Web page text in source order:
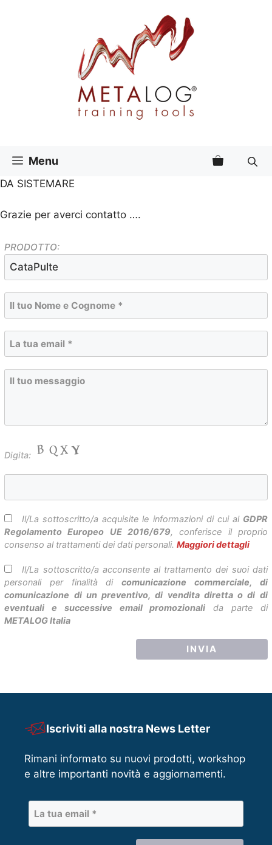
Menu
DA SISTEMARE
Grazie per averci contatto ….
PRODOTTO:
Digita:
Il/La sottoscritto/a acquisite le informazioni di cui al GDPR
Regolamento Europeo UE 2016/679, conferisce il proprio
consenso al trattamenti dei dati personali.Maggiori dettagli
Il/La sottoscritto/a acconsente al trattamento dei suoi dati
personali per finalità dicomunicazione commerciale, di
comunicazione di un preventivo, di vendita diretta o di di
eventuali e successive email promozionali da parte di
METALOG Italia
Iscriviti alla nostra News Letter
Rimani informato su nuovi prodotti, workshop
e altre importanti novità e aggiornamenti.